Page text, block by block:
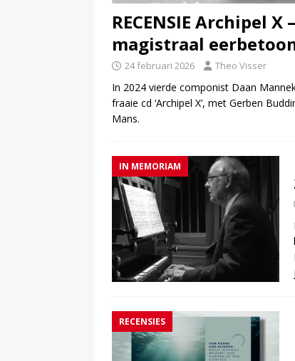
RECENSIE Archipel
magistraal
24 februari 2026 Theo Visser
In 2024 vierde componist Daan
fraaie cd ‘Archipel X’, met Gerben
Mans.
IN MEMORIAM
RECENSIES